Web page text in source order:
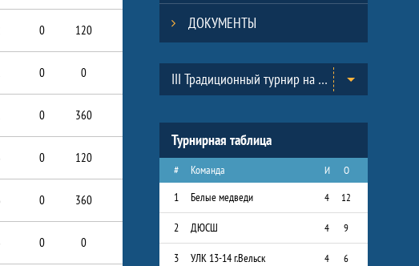
0 120
0 0
0 360
0 120
0 360
0 0
ДОКУМЕНТЫ
Таблицы турнира III Традиционный турнир на призы Всероссийского Клуба юных хоккеистов «Золотая шайба» им. А.В. Тарасова в г.Черноголовка. (2013-2014)
Турнирная таблица
# Команда И О
1 Белые медведи 4 12
2 ДЮСШ 4 9
3 УЛК 13-14 г.Вельск 4 6